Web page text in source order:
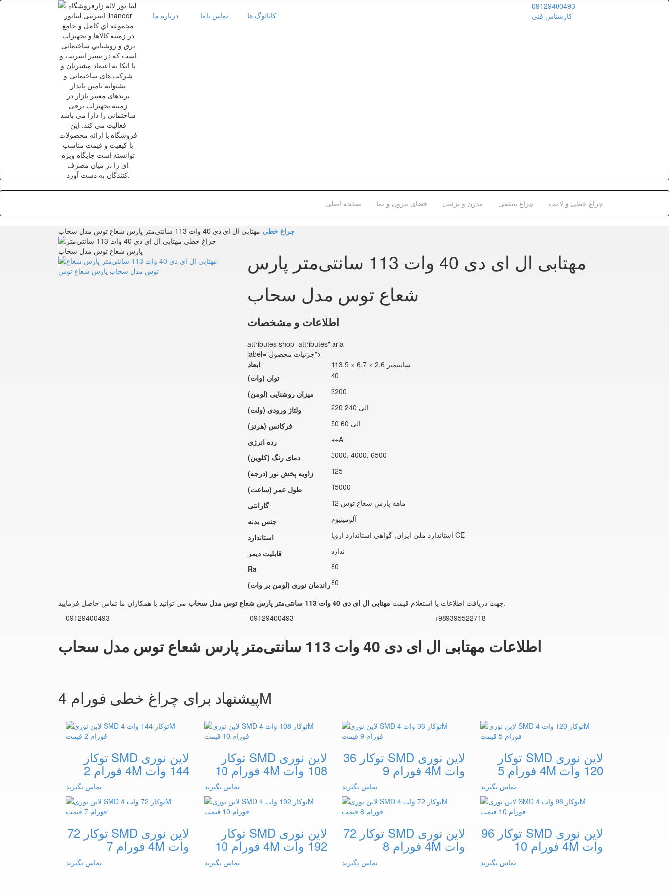
درباره ما تماس باما کاتالوگ ها
09129400493
کارشناس فنی
صفحه اصلی فضای بیرون و نما مدرن و تزئینی چراغ سقفی چراغ خطی و لامپ
چراغ خطی مهتابی ال ای دی 40 وات 113 سانتی‌متر پارس شعاع توس مدل سحاب
مهتابی ال ای دی 40 وات 113 سانتی‌متر پارس
شعاع توس مدل سحاب
اطلاعات و مشخصات
attributes shop_attributes" aria
label="جزئیات محصول">
ابعاد
113.5 × 6.7 × 2.6 سانتیمتر
توان (وات)
40
میزان روشنایی (لومن)
3200
ولتاژ ورودی (ولت)
220 الی 240
فرکانس (هرتز)
50 الی 60
رده انرژی
++A
دمای رنگ (کلوین)
3000, 4000, 6500
زاویه پخش نور (درجه)
125
طول عمر (ساعت)
15000
گارانتی
12 ماهه پارس شعاع توس
جنس بدنه
آلومینیوم
استاندارد
استاندارد ملی ایران, گواهی استاندارد اروپا CE
قابلیت دیمر
ندارد
Ra
80
راندمان نوری (لومن بر وات)80
جهت دریافت اطلاعات یا استعلام قیمت مهتابی ال ای دی 40 وات 113 سانتی‌متر پارس شعاع توس مدل سحاب
می توانید با همکاران ما تماس حاصل فرمایید.
09129400493
09129400493 +989395522718
اطلاعات مهتابی ال ای دی 40 وات 113 سانتی‌متر پارس شعاع توس مدل سحاب
پیشنهاد برای چراغ خطی فورام 4M
لاین نوری SMD توکار
144 وات 4M فورام 2
تماس بگیرید
لاین نوری SMD توکار
108 وات 4M فورام 10
تماس بگیرید
لاین نوری SMD توکار 36
وات 4M فورام 9
تماس بگیرید
لاین نوری SMD توکار
120 وات 4M فورام 5
تماس بگیرید
لاین نوری SMD توکار 72
وات 4M فورام 7
تماس بگیرید
لاین نوری SMD توکار
192 وات 4M فورام 10
تماس بگیرید
لاین نوری SMD توکار 72
وات 4M فورام 8
تماس بگیرید
لاین نوری SMD توکار 96
وات 4M فورام 10
تماس بگیرید